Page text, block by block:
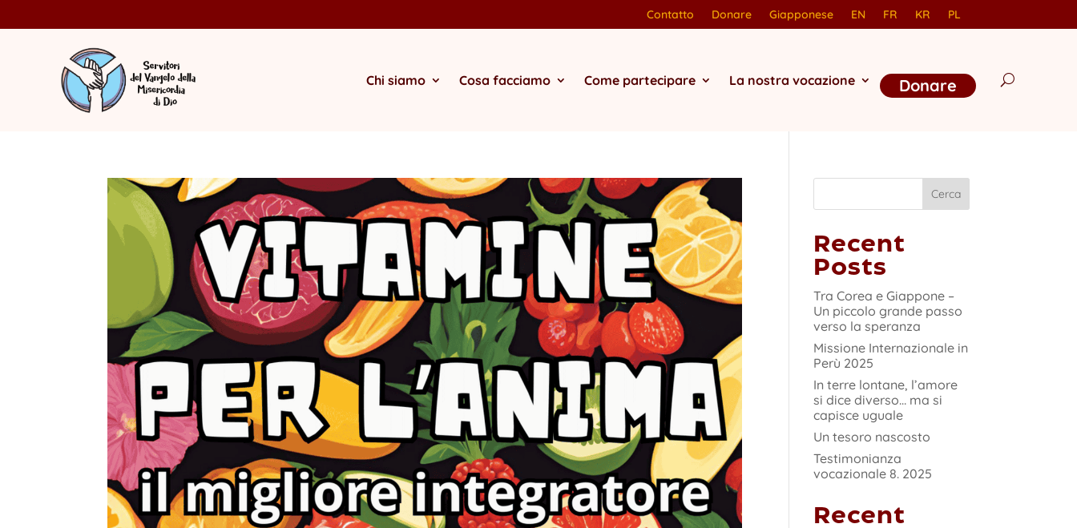
Contatto Donare Giapponese EN FR KR PL
Chi siamo Cosa facciamo Come partecipare La nostra vocazione Donare
Cerca
Recent
Posts
Tra Corea e Giappone –
Un piccolo grande passo
verso la speranza
Missione Internazionale in
Perù 2025
In terre lontane, l’amore
si dice diverso… ma si
capisce uguale
Un tesoro nascosto
Testimonianza
vocazionale 8. 2025
Recent